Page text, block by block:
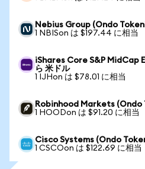
Nebius Group (Ondo
1 NBISon は $197.44 に相当
iShares Core S&P MidCap
ら 米ドル
1 IJHon は $78.01 に相当
Robinhood Markets (Ondo
1 HOODon は $91.20 に相当
Cisco Systems (Ondo
1 CSCOon は $122.69 に相当